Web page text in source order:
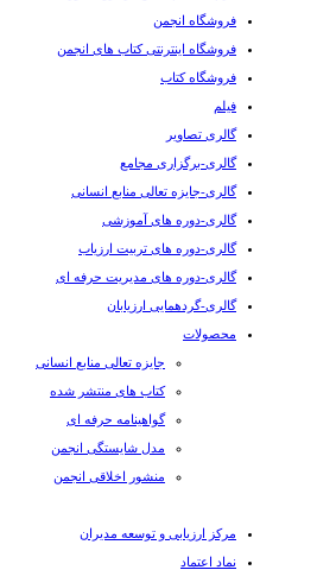
فروشگاه انجمن
فروشگاه اینترنتی کتاب های انجمن
فروشگاه کتاب
فیلم
گالری تصاویر
گالری-برگزاری مجامع
گالری-جایزه تعالی منابع انسانی
گالری-دوره های آموزشی
گالری-دوره های تربیت ارزیاب
گالری-دوره های مدیریت حرفه ای
گالری-گردهمایی ارزیابان
محصولات
جایزه تعالی منابع انسانی
کتاب های منتشر شده
گواهینامه حرفه ای
مدل شایستگی انجمن
منشور اخلاقی انجمن
مرکز ارزیابی و توسعه مدیران
نماد اعتماد